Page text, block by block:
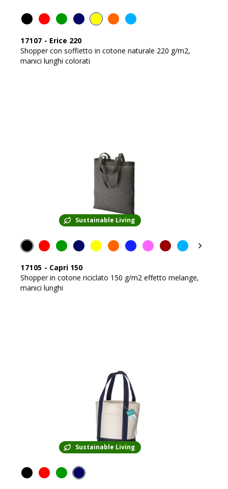
17107 - Erice 220
Shopper con soffietto in cotone naturale 220 g/m2,
manici lunghi colorati
Sustainable Living
17105 - Capri 150
Shopper in cotone riciclato 150 g/m2 effetto melange,
manici lunghi
Sustainable Living